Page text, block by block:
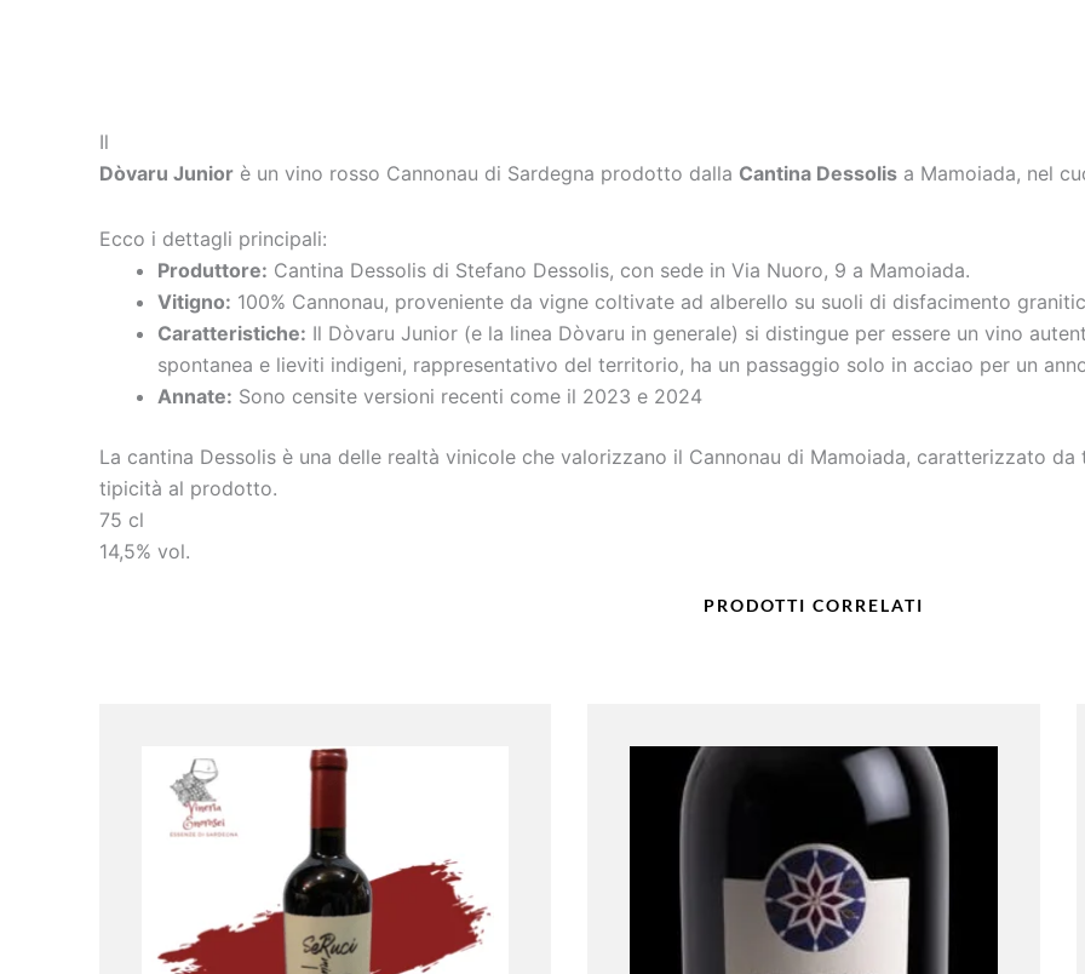
Il
Dòvaru Junior è un vino rosso Cannonau di Sardegna prodotto dalla Cantina Dessolis a Mamoiada, nel
Ecco i dettagli principali:
Produttore: Cantina Dessolis di Stefano Dessolis, con sede in Via Nuoro, 9 a Mamoiada.
Vitigno: 100% Cannonau, proveniente da vigne coltivate ad alberello su suoli di disfacimento
Caratteristiche: Il Dòvaru Junior (e la linea Dòvaru in generale) si distingue per essere un vino
spontanea e lieviti indigeni, rappresentativo del territorio, ha un passaggio solo in acciao per un
Annate: Sono censite versioni recenti come il 2023 e 2024
La cantina Dessolis è una delle realtà vinicole che valorizzano il Cannonau di Mamoiada, caratterizzato
tipicità al prodotto.
75 cl
14,5% vol.
PRODOTTI CORRELATI